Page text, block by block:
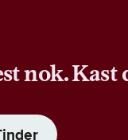
nok. Kast